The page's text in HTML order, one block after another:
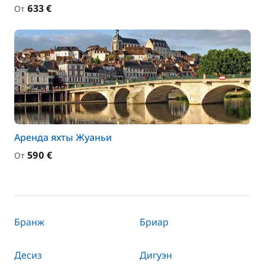
От 633 €
Аренда яхты Жуаньи
От 590 €
Бранж Бриар
Десиз Дигуэн